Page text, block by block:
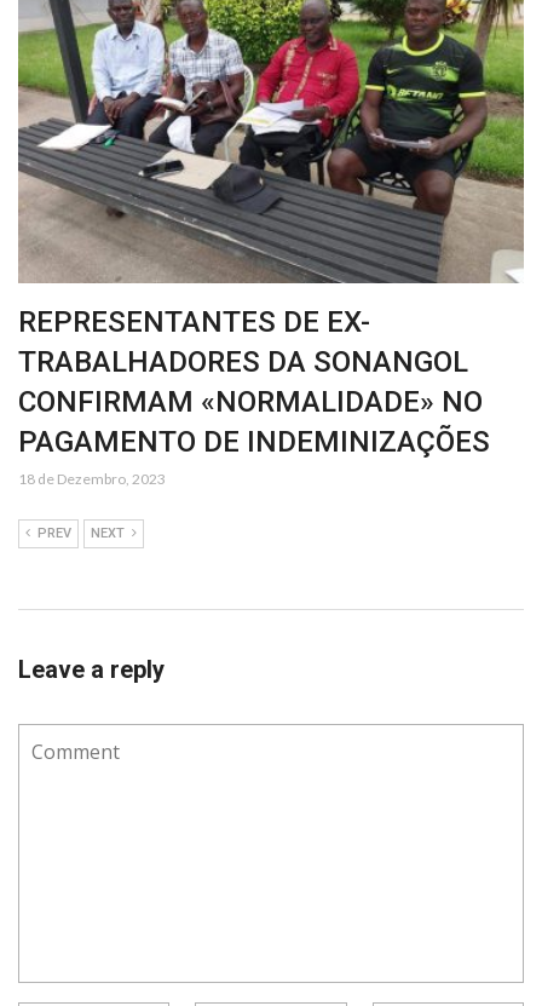
REPRESENTANTES DE EX-
TRABALHADORES DA SONANGOL
CONFIRMAM «NORMALIDADE» NO
PAGAMENTO DE INDEMINIZAÇÕES
18 de Dezembro, 2023
PREV NEXT
Leave a reply